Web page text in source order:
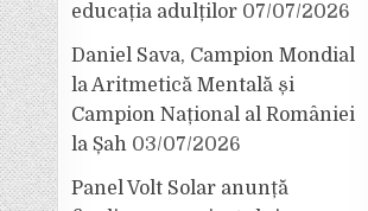
educația adulților 07/07/2026
Daniel Sava, Campion Mondial
la Aritmetică Mentală și
Campion Național al României
la Șah 03/07/2026
Panel Volt Solar anunță